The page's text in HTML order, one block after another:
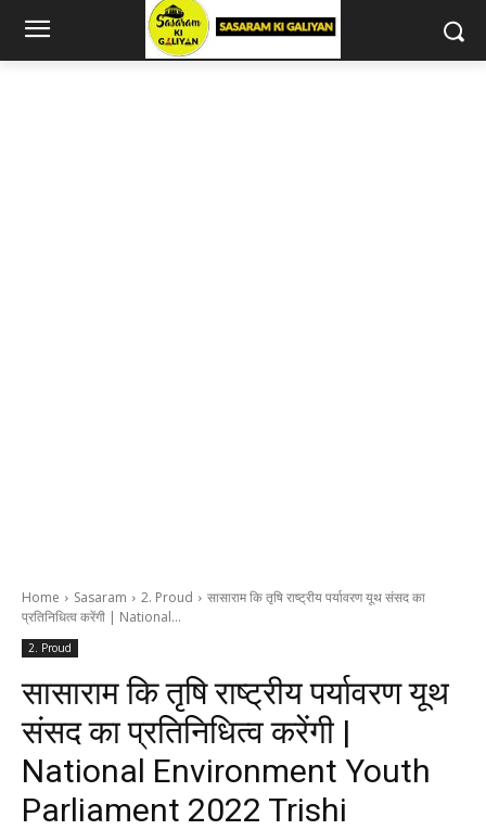
Home Sasaram 2. Proud
सासाराम कि तृषि राष्ट्रीय पर्यावरण यूथ संसद का
प्रतिनिधित्व करेंगी | National...
2. Proud
सासाराम कि तृषि राष्ट्रीय पर्यावरण यूथ
संसद का प्रतिनिधित्व करेंगी |
National Environment Youth
Parliament 2022 Trishi